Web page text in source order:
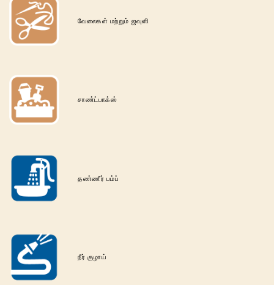
வேலைகள் மற்றும் ஜவுளி
சாண்ட்பாக்ஸ்
தண்ணீர் பம்ப்
நீர் குழாய்